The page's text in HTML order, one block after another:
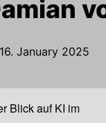
16. January 2025
Blick auf KI im
- mit